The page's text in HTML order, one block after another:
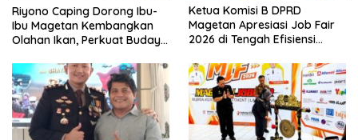
Riyono Caping Dorong Ibu-
Ibu Magetan Kembangkan
Olahan Ikan, Perkuat Budaya
Ketua Komisi B DPRD
Magetan Apresiasi Job Fair
2026 di Tengah Efisiensi